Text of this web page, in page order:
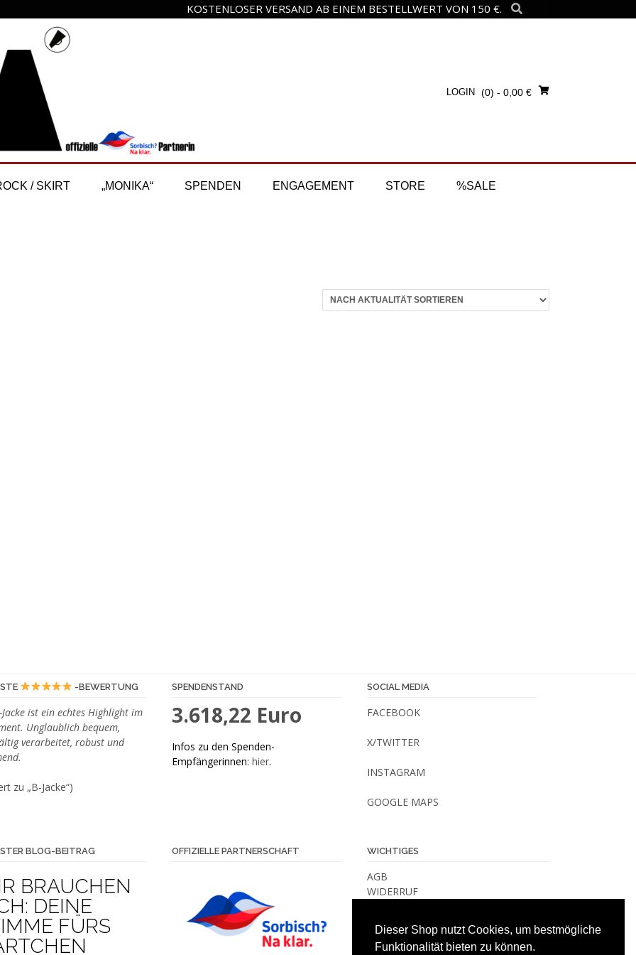
KOSTENLOSER VERSAND AB EINEM BESTELLWERT VON 150 €.
LOGIN (0) - 0,00 €
/ SKIRT „MONIKA“ SPENDEN ENGAGEMENT STORE %SALE
-BEWERTUNG
Jacke ist ein echtes Highlight im
Unglaublich bequem,
verarbeitet, robust und
zu „B-Jacke“)
SPENDENSTAND
3.618,22 Euro
Infos zu den Spenden-
Empfängerinnen: hier.
SOCIAL MEDIA
FACEBOOK
X/TWITTER
INSTAGRAM
GOOGLE MAPS
BLOG-BEITRAG
BRAUCHEN
DEINE
FÜRS
OFFIZIELLE PARTNERSCHAFT WICHTIGES
AGB
WIDERRUF
IMPRESSUM
KONTAKT
Dieser Shop nutzt Cookies, um bestmögliche
Funktionalität bieten zu können.